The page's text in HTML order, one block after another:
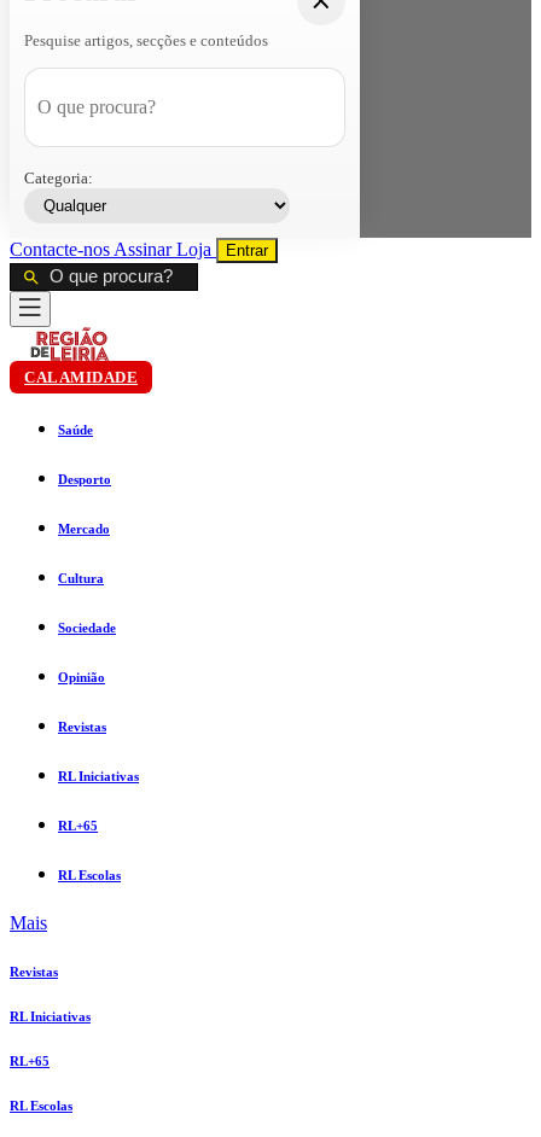
Pesquise artigos, secções e conteúdos
Categoria:
Contacte-nos AssinarLoja Entrar
CALAMIDADE
Saúde
Desporto
Mercado
Cultura
Sociedade
Opinião
Revistas
RL Iniciativas
RL+65
RL Escolas
Mais
Revistas
RL Iniciativas
RL+65
RL Escolas